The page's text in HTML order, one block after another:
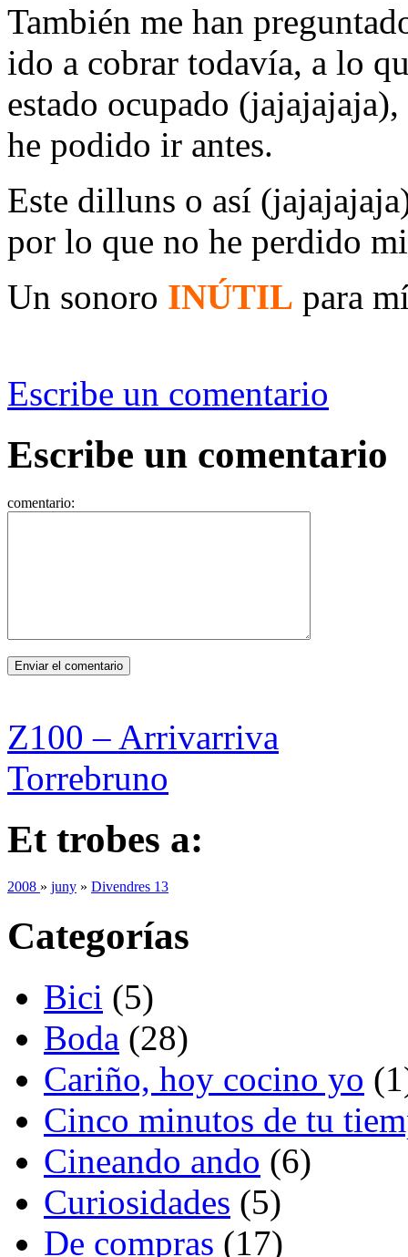
También me han
ido a cobrar todavía, a lo
estado ocupado
he podido ir antes.
Este dilluns o así
por lo que no he perdido
Un sonoro INÚTIL para
Escribe un comentario
Escribe un comentario
comentario:
Z100 – Arrivarriva
Torrebruno
Et trobes a:
2008 » juny » Divendres 13
Categorías
Bici (5)
Boda (28)
Cariño, hoy cocino yo
Cinco minutos de tu
Cineando ando (6)
Curiosidades (5)
De compras (17)